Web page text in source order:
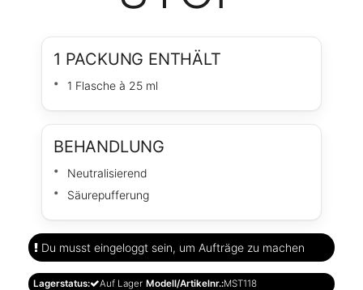
1 PACKUNG ENTHÄLT
1 Flasche à 25 ml
BEHANDLUNG
Neutralisierend
Säurepufferung
Du musst eingeloggt sein, um Aufträge zu machen
Lagerstatus: Auf Lager Modell/Artikelnr.:MST118